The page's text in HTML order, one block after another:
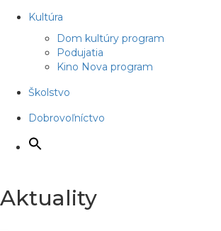
Kultúra
Dom kultúry program
Podujatia
Kino Nova program
Školstvo
Dobrovoľníctvo
Aktuality